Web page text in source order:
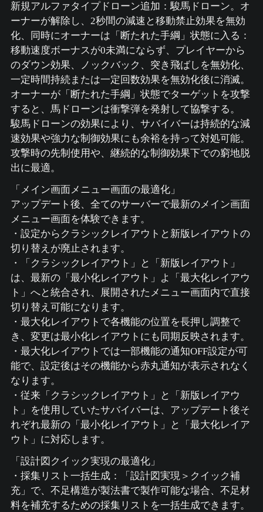
新規アルファタイプドローン追加：駿馬ドローン。オ
ーナーが解除し、2秒間の減速と移動禁止効果を無効
化、同時にオーナーは「断たれた手綱」状態に入る：
移動速度ボーナスが0未満にならず、プレイヤーから
のダウン効果、ノックバック、突き飛ばしを無効化、
一定時間持続または一定回数効果を無効化後に消滅。
オーナーが「断たれた手綱」状態でターゲットを攻撃
すると、馬ドローンは衝撃弾を発射して協撃する。
駿馬ドローンの効果により、サバイバーは持続的な減
速効果や強力な制御効果にも余裕を持って対処可能。
攻撃時の先制使用や、継続的な制御効果下での窮地脱
出に最適。
「メイン画面メニュー画面の最適化」
アップデート後、全てのサーバーで最新のメイン画面
メニュー画面を体験できます。
・設定からクラシックレイアウトと新版レイアウトの
切り替えが廃止されます。
・「クラシックレイアウト」と「新版レイアウト」
は、最新の「最小化レイアウト」よ「最大化レイアウ
ト」へと統合され、展開されたメニュー画面内で直接
切り替え可能になります。
・最大化レイアウトで各機能の位置を長押し調整で
き、変更は最小化レイアウトにも同期反映されます。
・最大化レイアウトでは一部機能の通知OFF設定が可
能で、設定後はその機能から赤丸通知が表示されなく
なります。
・従来「クラシックレイアウト」と「新版レイアウ
ト」を使用していたサバイバーは、アップデート後そ
れぞれ最新の「最小化レイアウト」と「最大化レイア
ウト」に対応します。
「設計図クイック実現の最適化」
・採集リスト一括生成：「設計図実現＞クイック補
充」で、不足構造が製法書で製作可能な場合、不足材
料を補充するための採集リストを一括生成できます。